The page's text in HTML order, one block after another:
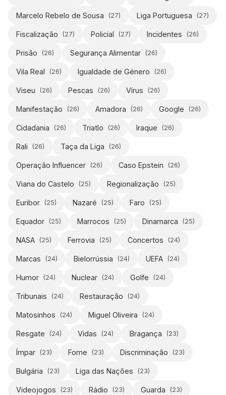
Marcelo Rebelo de Sousa (27) Liga Portuguesa (27)
Fiscalização (27) Policial (27) Incidentes (26)
Prisão (26) Segurança Alimentar (26)
Vila Real (26) Igualdade de Género (26)
Viseu (26) Pescas (26) Vírus (26)
Manifestação (26) Amadora (26) Google (26)
Cidadania (26) Triatlo (26) Iraque (26)
Rali (26) Taça da Liga (26)
Operação Influencer (26) Caso Epstein (26)
Viana do Castelo (25) Regionalização (25)
Euribor (25) Nazaré (25) Faro (25)
Equador (25) Marrocos (25) Dinamarca (25)
NASA (25) Ferrovia (25) Concertos (24)
Marcas (24) Bielorrússia (24) UEFA (24)
Humor (24) Nuclear (24) Golfe (24)
Tribunais (24) Restauração (24)
Matosinhos (24) Miguel Oliveira (24)
Resgate (24) Vidas (24) Bragança (23)
Ímpar (23) Fome (23) Discriminação (23)
Bulgária (23) Liga das Nações (23)
Videojogos (23) Rádio (23) Guarda (23)